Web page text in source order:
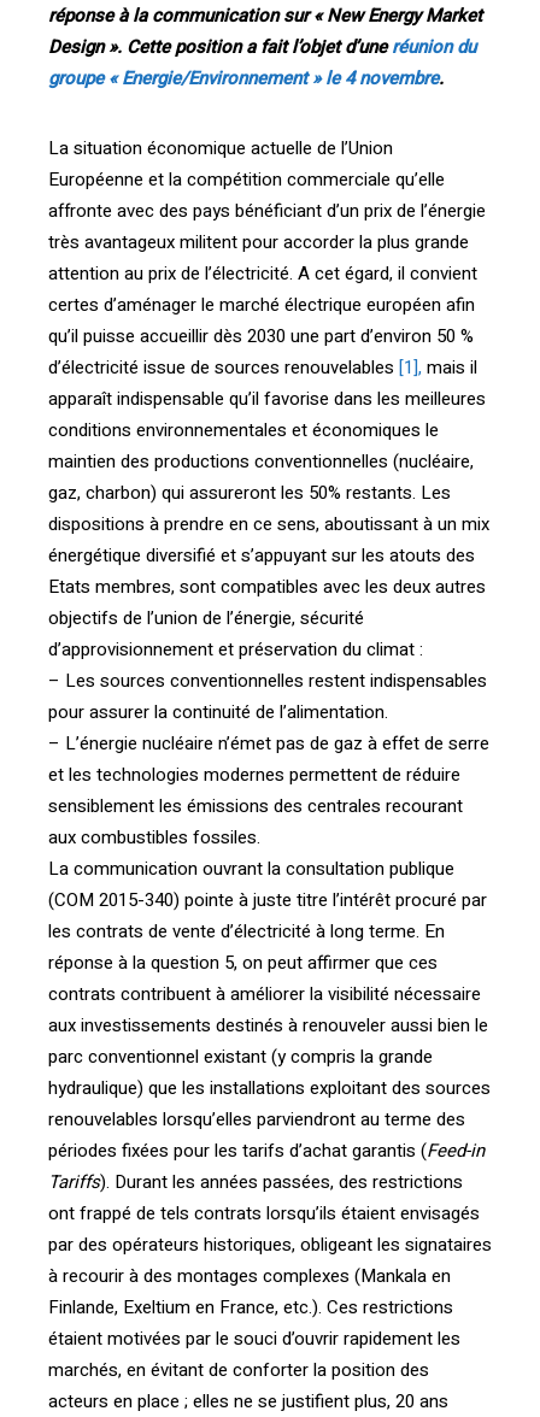
réponse à la communication sur « New Energy Market
Design ». Cette position a fait l’objet d’uneréunion du
groupe « Energie/Environnement » le 4 novembre.
La situation économique actuelle de l’Union
Européenne et la compétition commerciale qu’elle
affronte avec des pays bénéficiant d’un prix de l’énergie
très avantageux militent pour accorder la plus grande
attention au prix de l’électricité. A cet égard, il convient
certes d’aménager le marché électrique européen afin
qu’il puisse accueillir dès 2030 une part d’environ 50 %
d’électricité issue de sources renouvelables [1], mais il
apparaît indispensable qu’il favorise dans les meilleures
conditions environnementales et économiques le
maintien des productions conventionnelles (nucléaire,
gaz, charbon) qui assureront les 50% restants. Les
dispositions à prendre en ce sens, aboutissant à un mix
énergétique diversifié et s’appuyant sur les atouts des
Etats membres, sont compatibles avec les deux autres
objectifs de l’union de l’énergie, sécurité
d’approvisionnement et préservation du climat :
– Les sources conventionnelles restent indispensables
pour assurer la continuité de l’alimentation.
– L’énergie nucléaire n’émet pas de gaz à effet de serre
et les technologies modernes permettent de réduire
sensiblement les émissions des centrales recourant
aux combustibles fossiles.
La communication ouvrant la consultation publique
(COM 2015-340) pointe à juste titre l’intérêt procuré par
les contrats de vente d’électricité à long terme. En
réponse à la question 5, on peut affirmer que ces
contrats contribuent à améliorer la visibilité nécessaire
aux investissements destinés à renouveler aussi bien le
parc conventionnel existant (y compris la grande
hydraulique) que les installations exploitant des sources
renouvelables lorsqu’elles parviendront au terme des
périodes fixées pour les tarifs d’achat garantis (Feed-in
Tariffs). Durant les années passées, des restrictions
ont frappé de tels contrats lorsqu’ils étaient envisagés
par des opérateurs historiques, obligeant les signataires
à recourir à des montages complexes (Mankala en
Finlande, Exeltium en France, etc.). Ces restrictions
étaient motivées par le souci d’ouvrir rapidement les
marchés, en évitant de conforter la position des
acteurs en place ; elles ne se justifient plus, 20 ans